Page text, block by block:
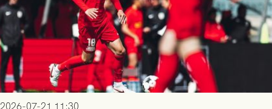
2026-07-21 11:30